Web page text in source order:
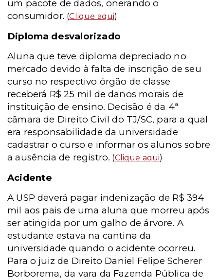
um pacote de dados, onerando o
consumidor. (Clique aqui)
Diploma desvalorizado
Aluna que teve diploma depreciado no
mercado devido à falta de inscrição de seu
curso no respectivo órgão de classe
receberá R$ 25 mil de danos morais de
instituição de ensino. Decisão é da 4ª
câmara de Direito Civil do TJ/SC, para a qual
era responsabilidade da universidade
cadastrar o curso e informar os alunos sobre
a ausência de registro. (Clique aqui)
Acidente
A USP deverá pagar indenização de R$ 394
mil aos pais de uma aluna que morreu após
ser atingida por um galho de árvore. A
estudante estava na cantina da
universidade quando o acidente ocorreu.
Para o juiz de Direito Daniel Felipe Scherer
Borborema, da vara da Fazenda Pública de